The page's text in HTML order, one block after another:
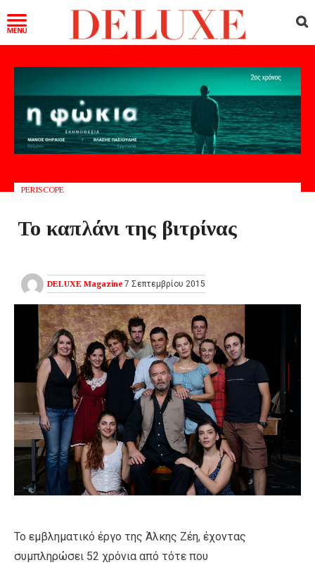
PERISCOPE
Το καπλάνι της βιτρίνας
DELUXE Magazine 7 Σεπτεμβρίου 2015
Το εμβληματικό έργο της Άλκης Ζέη, έχοντας
συμπληρώσει 52 χρόνια από τότε που